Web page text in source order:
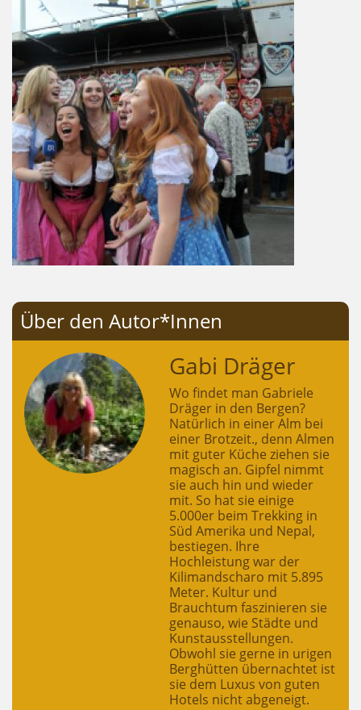
Über den Autor*Innen
Gabi Dräger
Wo findet man Gabriele
Dräger in den Bergen?
Natürlich in einer Alm bei
einer Brotzeit., denn Almen
mit guter Küche ziehen sie
magisch an. Gipfel nimmt
sie auch hin und wieder
mit. So hat sie einige
5.000er beim Trekking in
Süd Amerika und Nepal,
bestiegen. Ihre
Hochleistung war der
Kilimandscharo mit 5.895
Meter. Kultur und
Brauchtum faszinieren sie
genauso, wie Städte und
Kunstausstellungen.
Obwohl sie gerne in urigen
Berghütten übernachtet ist
sie dem Luxus von guten
Hotels nicht abgeneigt.